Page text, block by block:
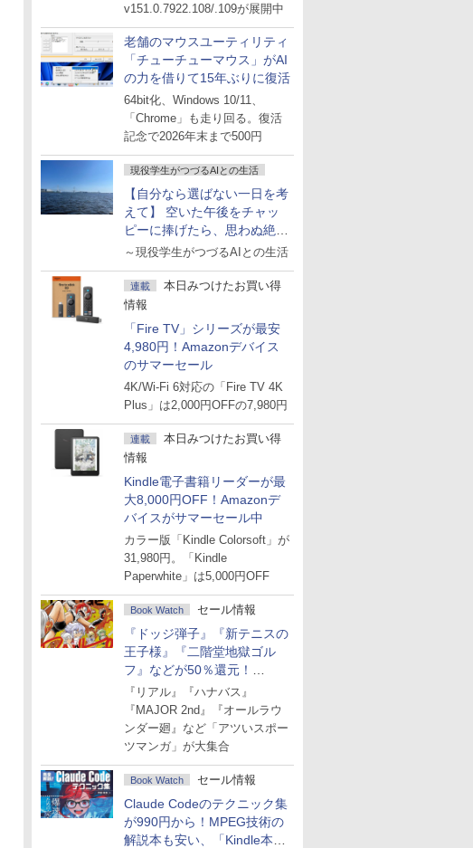
v151.0.7922.108/.109が展開中
老舗のマウスユーティリティ
「チューチューマウス」がAI
の力を借りて15年ぶりに復活
64bit化、Windows 10/11、
「Chrome」も走り回る。復活
記念で2026年末まで500円
現役学生がつづるAIとの生活
【自分なら選ばない一日を考
えて】 空いた午後をチャッ
ピーに捧げたら、思わぬ絶景
に出会った話
～現役学生がつづるAIとの生活
連載
本日みつけたお買い得
情報
「Fire TV」シリーズが最安
4,980円！Amazonデバイス
のサマーセール
4K/Wi-Fi 6対応の「Fire TV 4K
Plus」は2,000円OFFの7,980円
連載
本日みつけたお買い得
情報
Kindle電子書籍リーダーが最
大8,000円OFF！Amazonデ
バイスがサマーセール中
カラー版「Kindle Colorsoft」が
31,980円。「Kindle
Paperwhite」は5,000円OFF
Book Watch セール情報
『ドッジ弾子』『新テニスの
王子様』『二階堂地獄ゴル
フ』などが50％還元！
Amazonマンガ週末セール
『リアル』『ハナバス』
『MAJOR 2nd』『オールラウ
ンダー廻』など「アツいスポー
ツマンガ」が大集合
Book Watch セール情報
Claude Codeのテクニック集
が990円から！MPEG技術の
解説本も安い、「Kindle本サ